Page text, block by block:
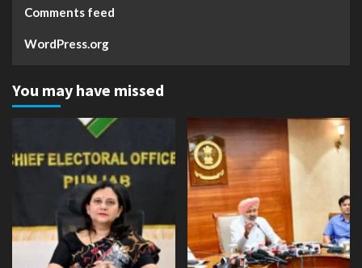
Comments feed
WordPress.org
You may have missed